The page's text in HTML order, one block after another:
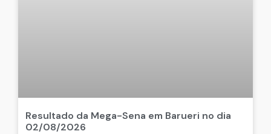
Resultado da Mega-Sena em Barueri no dia
02/08/2026